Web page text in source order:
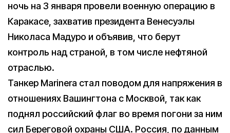
ночь на 3 января провели военную операцию в
Каракасе, захватив президента Венесуэлы
Николаса Мадуро и объявив, что берут
контроль над страной, в том числе нефтяной
отраслью.
Танкер Marinera стал поводом для напряжения в
отношениях Вашингтона с Москвой, так как
поднял российский флаг во время погони за ним
сил Береговой охраны США. Россия, по данным